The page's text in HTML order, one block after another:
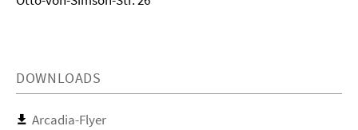
DOWNLOADS
Arcadia-Flyer